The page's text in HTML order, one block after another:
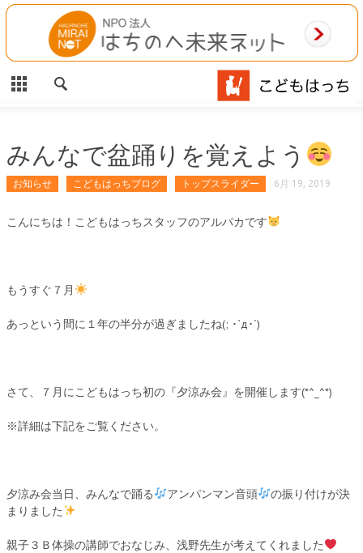
CLOSE
HOME
相談事業
MAP
運営団体
みんなで盆踊りを覚えよう
お知らせ こどもはっちブログ トップスライダー 6月 19, 2019
こんにちは！こどもはっちスタッフのアルパカです
もうすぐ７月
あっという間に１年の半分が過ぎましたね(; ･`д･´)
さて、７月にこどもはっち初の『夕涼み会』を開催します(*^_^*)
※詳細は下記をご覧ください。
夕涼み会当日、みんなで踊る アンパンマン音頭
の振り付けが決
まりました
親子３Ｂ体操の講師でおなじみ、浅野先生が考えてくれました